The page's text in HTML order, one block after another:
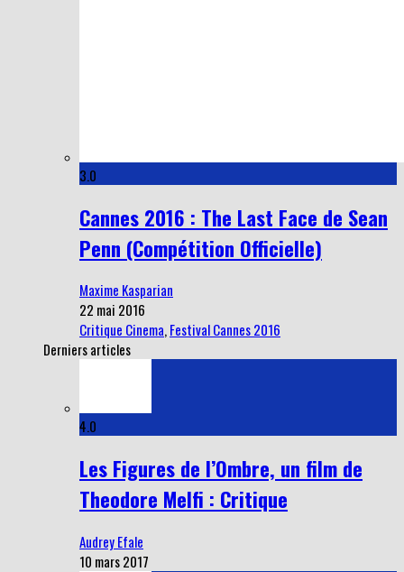
3.0
Cannes 2016 : The Last Face de Sean
Penn (Compétition Officielle)
Maxime Kasparian
22 mai 2016
Critique Cinema,Festival Cannes 2016
Derniers articles
4.0
Les Figures de l’Ombre, un film de
Theodore Melfi : Critique
Audrey Efale
10 mars 2017